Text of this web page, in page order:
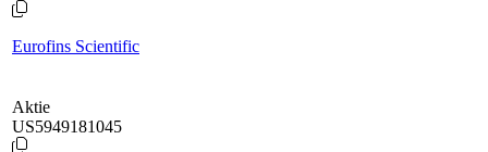
Eurofins Scientific
Aktie
US5949181045